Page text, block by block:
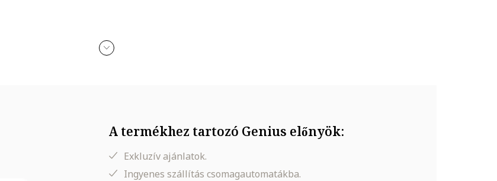
A termékhez tartozó Genius előnyök:
Exkluzív ajánlatok.
Ingyenes szállítás csomagautomatákba.